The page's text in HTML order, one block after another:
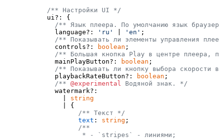
/** Настройки UI */
  ui?: {
/** Язык плеера. По умолчанию язык
    language?:
'ru' 'en' ;
/** Показывать ли элементы управления
    controls?:
boolean ;
/** Большая кнопка Play в центре
    mainPlayButton?:
boolean ;
/** Показывать ли кнопку выбора скорости
    playbackRateButton?:
boolean ;
/** @experimental Водяной знак. */
    watermark?:
string
      | {
/** Текст */
text : string ;
/**
           * - `stripes` - линиями;